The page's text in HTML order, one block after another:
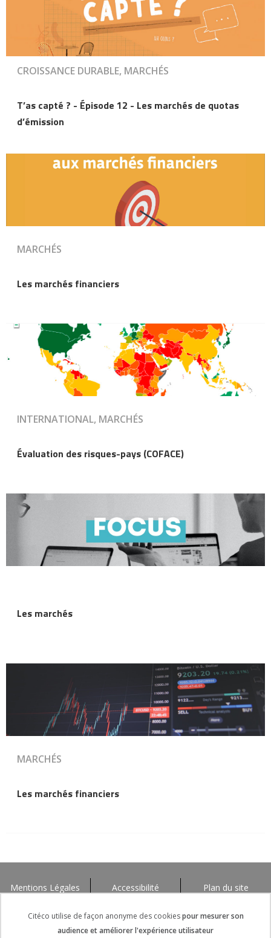
CROISSANCE DURABLE, MARCHÉS
T’as capté ? - Épisode 12 - Les marchés de quotas
d’émission
MARCHÉS
Les marchés financiers
INTERNATIONAL, MARCHÉS
Évaluation des risques-pays (COFACE)
Les marchés
MARCHÉS
Les marchés financiers
Mentions Légales Accessibilité Plan du site
Citéco utilise de façon anonyme des cookiespour mesurer son
audience et améliorer l'expérience utilisateur